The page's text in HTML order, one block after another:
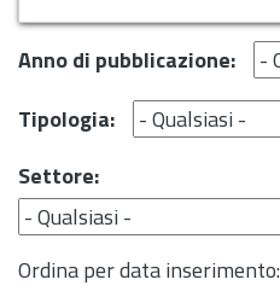
Anno di pubblicazione:
Tipologia:
Settore:
Ordina per data inserimento: